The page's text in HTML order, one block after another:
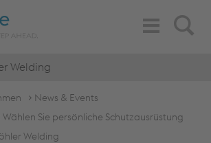
Search
Toggle
Navigation
Welding
News & Events
Wählen Sie persönliche Schutzausrüstung
Welding